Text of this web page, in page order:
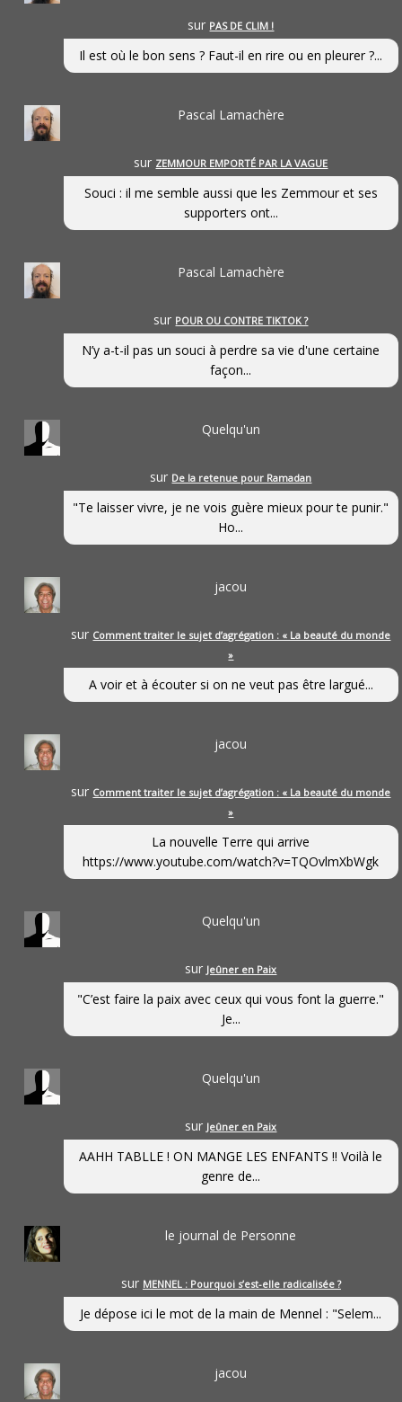
sur PAS DE CLIM !
Il est où le bon sens ? Faut-il en rire ou en pleurer ?...
Pascal Lamachère
sur ZEMMOUR EMPORTÉ PAR LA VAGUE
Souci : il me semble aussi que les Zemmour et ses
supporters ont...
Pascal Lamachère
sur POUR OU CONTRE TIKTOK ?
N’y a-t-il pas un souci à perdre sa vie d'une certaine
façon...
Quelqu'un
sur De la retenue pour Ramadan
"Te laisser vivre, je ne vois guère mieux pour te punir."
Ho...
jacou
sur Comment traiter le sujet d’agrégation : « La beauté du monde
»
A voir et à écouter si on ne veut pas être largué...
jacou
sur Comment traiter le sujet d’agrégation : « La beauté du monde
»
La nouvelle Terre qui arrive
https://www.youtube.com/watch?v=TQOvlmXbWgk
Quelqu'un
sur Jeûner en Paix
"C’est faire la paix avec ceux qui vous font la guerre."
Je...
Quelqu'un
sur Jeûner en Paix
AAHH TABLLE ! ON MANGE LES ENFANTS !! Voilà le
genre de...
le journal de Personne
sur MENNEL : Pourquoi s’est-elle radicalisée ?
Je dépose ici le mot de la main de Mennel : "Selem...
jacou